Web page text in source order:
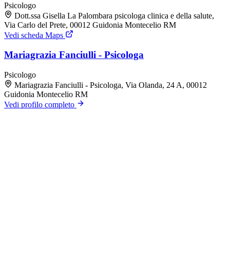
Psicologo
Dott.ssa Gisella La Palombara psicologa clinica e della salute,
Via Carlo del Prete, 00012 Guidonia Montecelio RM
Vedi scheda Maps
Mariagrazia Fanciulli - Psicologa
Psicologo
Mariagrazia Fanciulli - Psicologa, Via Olanda, 24 A, 00012
Guidonia Montecelio RM
Vedi profilo completo